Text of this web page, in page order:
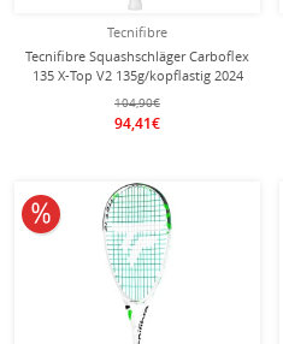
Tecnifibre
Tecnifibre Squashschläger Carboflex
135 X-Top V2 135g/kopflastig 2024
weiss - besaitet -
104,90€
94,41€
10% reduziert